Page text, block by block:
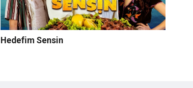
Hedefim Sensin